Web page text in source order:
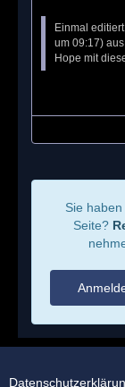
Einmal
um 09:17)
Hope mit
Sie
Seite?